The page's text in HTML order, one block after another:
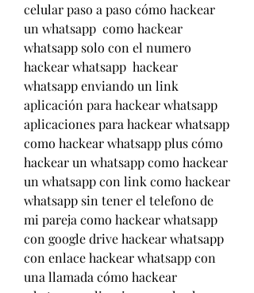
celular paso a paso cómo hackear
un whatsapp  como hackear
whatsapp solo con el numero
hackear whatsapp  hackear
whatsapp enviando un link
aplicación para hackear whatsapp
aplicaciones para hackear whatsapp
como hackear whatsapp plus cómo
hackear un whatsapp como hackear
un whatsapp con link como hackear
whatsapp sin tener el telefono de
mi pareja como hackear whatsapp
con google drive hackear whatsapp
con enlace hackear whatsapp con
una llamada cómo hackear